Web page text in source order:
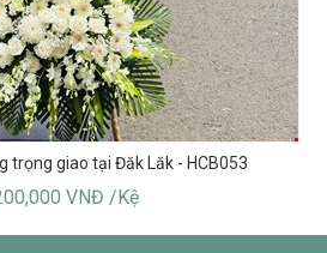
trọng giao tại Đăk Lăk - HCB053
VNĐ /Kệ